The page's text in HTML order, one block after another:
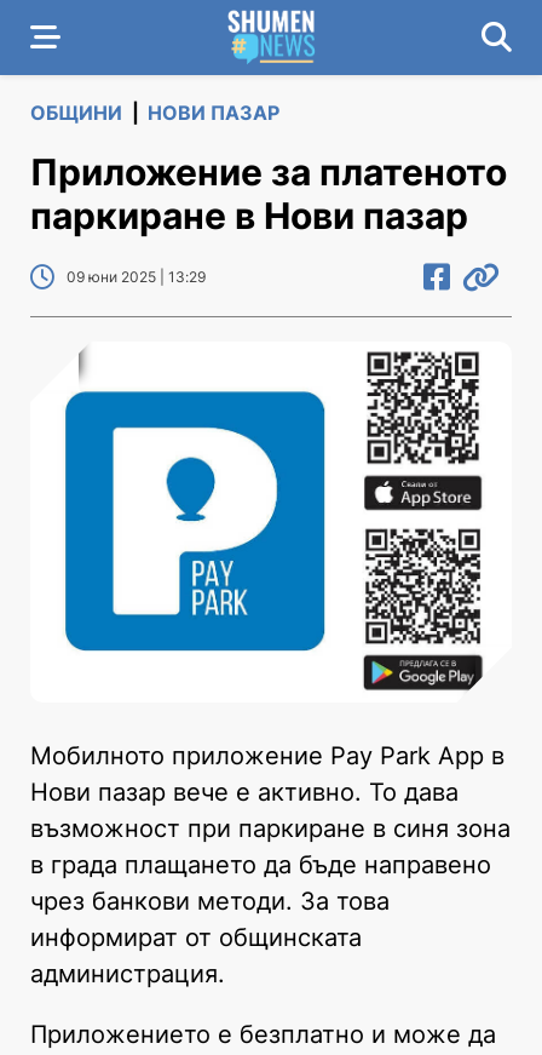
ОБЩИНИ НОВИ ПАЗАР
Приложение за платеното
паркиране в Нови пазар
09 юни 2025 | 13:29
Мобилното приложение Pay Park App в
Нови пазар вече е активно. То дава
възможност при паркиране в синя зона
в града плащането да бъде направено
чрез банкови методи. За това
информират от общинската
администрация.
Приложението е безплатно и може да